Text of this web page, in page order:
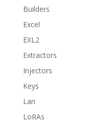
Builders
Excel
EXL2
Extractors
Injectors
Keys
Lan
LoRAs